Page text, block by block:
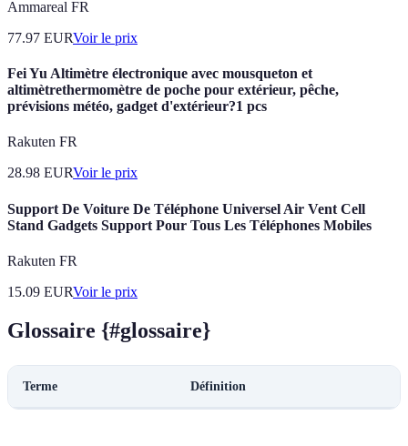
Ammareal FR
77.97 EURVoir le prix
Fei Yu Altimètre électronique avec mousqueton et
altimètrethermomètre de poche pour extérieur, pêche,
prévisions météo, gadget d'extérieur?1 pcs
Rakuten FR
28.98 EURVoir le prix
Support De Voiture De Téléphone Universel Air Vent Cell
Stand Gadgets Support Pour Tous Les Téléphones Mobiles
Rakuten FR
15.09 EURVoir le prix
Glossaire {#glossaire}
Terme Définition